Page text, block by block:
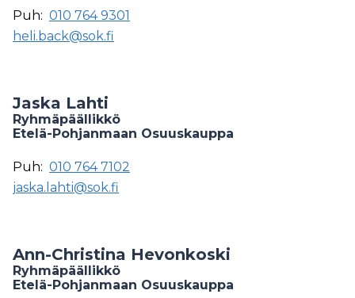
Puh: 010 764 9301
heli.back@sok.fi
Jaska Lahti
Ryhmäpäällikkö
Etelä-Pohjanmaan Osuuskauppa
Puh: 010 764 7102
jaska.lahti@sok.fi
Ann-Christina Hevonkoski
Ryhmäpäällikkö
Etelä-Pohjanmaan Osuuskauppa